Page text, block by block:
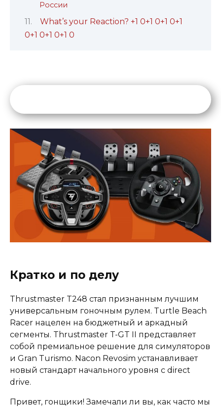
России
What’s your Reaction? +1 0+1 0+1 0+1
0+1 0+1 0+1 0
Кратко и по делу
Thrustmaster T248 стал признанным лучшим
универсальным гоночным рулем. Turtle Beach
Racer нацелен на бюджетный и аркадный
сегменты. Thrustmaster T-GT II представляет
собой премиальное решение для симуляторов
и Gran Turismo. Nacon Revosim устанавливает
новый стандарт начального уровня с direct
drive.
Привет, гонщики! Замечали ли вы, как часто мы